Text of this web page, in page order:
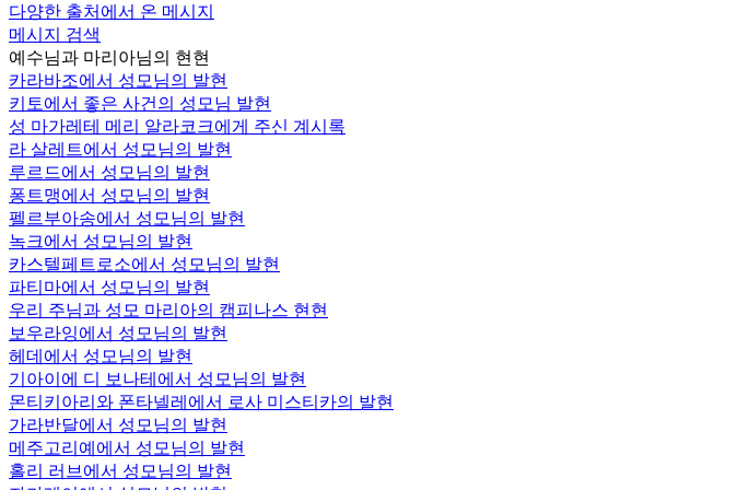
다양한 출처에서 온 메시지
메시지 검색
예수님과 마리아님의 현현
카라바조에서 성모님의 발현
키토에서 좋은 사건의 성모님 발현
성 마가레테 메리 알라코크에게 주신 계시록
라 살레트에서 성모님의 발현
루르드에서 성모님의 발현
퐁트맹에서 성모님의 발현
펠르부아송에서 성모님의 발현
녹크에서 성모님의 발현
카스텔페트로소에서 성모님의 발현
파티마에서 성모님의 발현
우리 주님과 성모 마리아의 캠피나스 현현
보우라잉에서 성모님의 발현
헤데에서 성모님의 발현
기아이에 디 보나테에서 성모님의 발현
몬티키아리와 폰타넬레에서 로사 미스티카의 발현
가라반달에서 성모님의 발현
메주고리예에서 성모님의 발현
홀리 러브에서 성모님의 발현